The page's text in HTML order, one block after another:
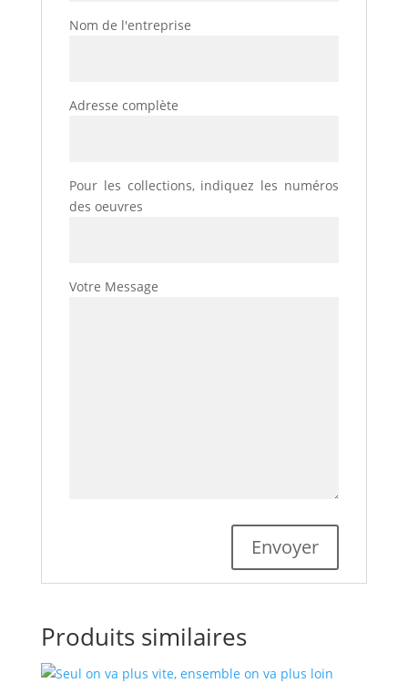
Nom de l'entreprise
Adresse complète
Pour les collections, indiquez les numéros
des oeuvres
Votre Message
Produits similaires